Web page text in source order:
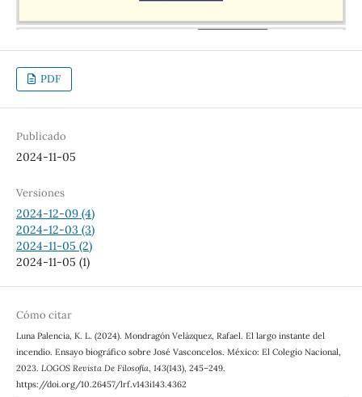
PDF
Publicado
2024-11-05
Versiones
2024-12-09 (4)
2024-12-03 (3)
2024-11-05 (2)
2024-11-05 (1)
Cómo citar
Luna Palencia, K. L. (2024). Mondragón Velázquez, Rafael. El largo instante del
incendio. Ensayo biográfico sobre José Vasconcelos. México: El Colegio Nacional,
2023. LOGOS Revista De Filosofía, 143(143), 245–249.
https://doi.org/10.26457/lrf.v143i143.4362